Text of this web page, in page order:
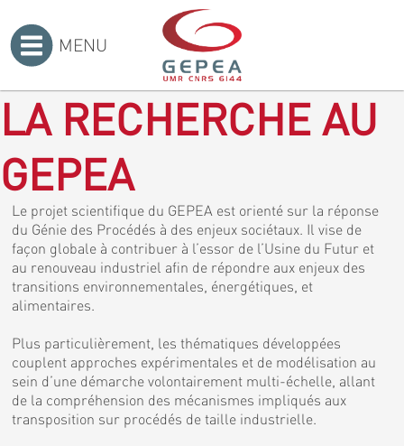
MENU
LA RECHERCHE AU
GEPEA
Le projet scientifique du GEPEA est orienté sur la réponse
du Génie des Procédés à des enjeux sociétaux. Il vise de
façon globale à contribuer à l’essor de l’Usine du Futur et
au renouveau industriel afin de répondre aux enjeux des
transitions environnementales, énergétiques, et
alimentaires.
Plus particulièrement, les thématiques développées
couplent approches expérimentales et de modélisation au
sein d’une démarche volontairement multi-échelle, allant
de la compréhension des mécanismes impliqués aux
transposition sur procédés de taille industrielle.